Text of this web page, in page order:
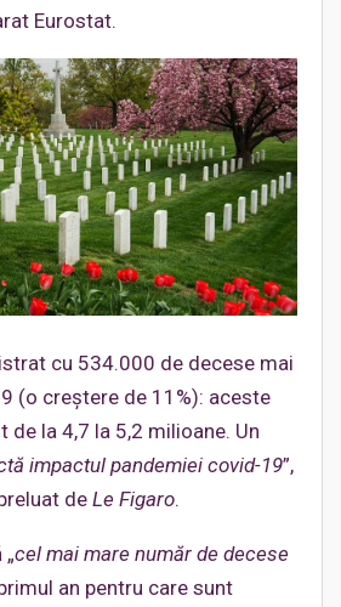
Eurostat.
cu 534.000 de decese mai
(o creştere de 11%): aceste
de la 4,7 la 5,2 milioane. Un
impactul pandemiei covid-19”,
de Le Figaro.
cel mai mare număr de decese
an pentru care sunt